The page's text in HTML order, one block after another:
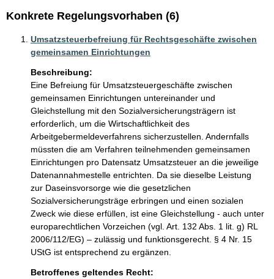
Konkrete Regelungsvorhaben (6)
Umsatzsteuerbefreiung für Rechtsgeschäfte zwischen
gemeinsamen Einrichtungen
Beschreibung:
Eine Befreiung für Umsatzsteuergeschäfte zwischen
gemeinsamen Einrichtungen untereinander und
Gleichstellung mit den Sozialversicherungsträgern ist
erforderlich, um die Wirtschaftlichkeit des
Arbeitgebermeldeverfahrens sicherzustellen. Andernfalls
müssten die am Verfahren teilnehmenden gemeinsamen
Einrichtungen pro Datensatz Umsatzsteuer an die jeweilige
Datenannahmestelle entrichten. Da sie dieselbe Leistung
zur Daseinsvorsorge wie die gesetzlichen
Sozialversicherungsträge erbringen und einen sozialen
Zweck wie diese erfüllen, ist eine Gleichstellung - auch unter
europarechtlichen Vorzeichen (vgl. Art. 132 Abs. 1 lit. g) RL
2006/112/EG) – zulässig und funktionsgerecht. § 4 Nr. 15
UStG ist entsprechend zu ergänzen.
Betroffenes geltendes Recht: